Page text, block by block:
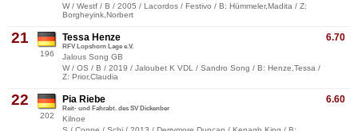
W / Westf / B / 2005 / Lacordos / Festivo / B: Hümmeler,Madita / Z:
Borgheyink,Norbert
21
196
6.70
Tessa Henze
RFV Lopshorn Lage e.V.
Jalous Song GB
W / OS / B / 2019 / Jaloubet K VDL / Sandro Song / B: Henze,Tessa /
Z: Prior,Claudia
22
202
6.60
Pia Riebe
Reit- und Fahrabt. des SV Dickenber
Kilnoe